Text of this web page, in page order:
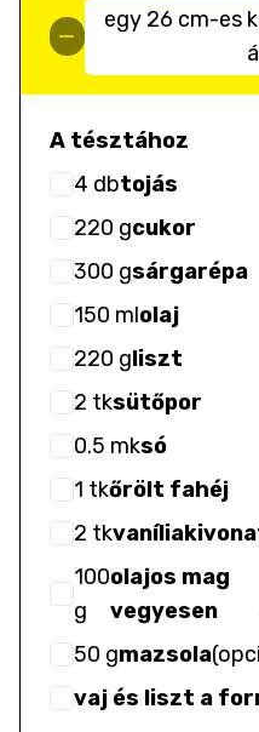
egy 26 cm-es
A tésztához
4 dbtojás
220 gcukor
300 gsárgarépa
150 mlolaj
220 gliszt
2 tksütőpor
0.5 mksó
1 tkőrölt fahéj
2 tk
100
g
olajos mag
vegyesen
50 gmazsola(
vaj és liszt a